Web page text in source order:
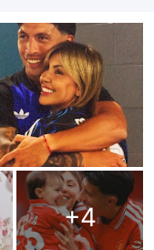
+4